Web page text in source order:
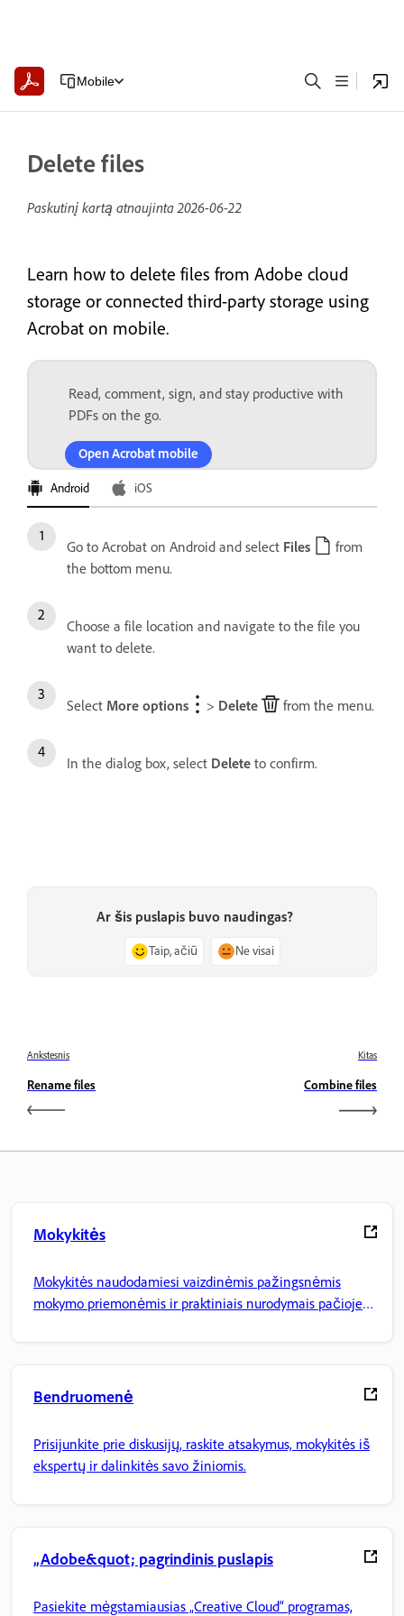
Mobile
Delete files
Paskutinį kartą atnaujinta2026-06-22
Learn how to delete files from Adobe cloud
storage or connected third-party storage using
Acrobat on mobile.
Read, comment, sign, and stay productive with
PDFs on the go.
Open Acrobat mobile
Android iOS
Go to Acrobat on Android and select Files
from
the bottom menu.
Choose a file location and navigate to the file you
want to delete.
Select More options > Delete from the menu.
In the dialog box, select Delete to confirm.
Ar šis puslapis buvo naudingas?
Taip, ačiū Ne visai
Ankstesnis
Rename files
Kitas
Combine files
Mokykitės
Mokykitės naudodamiesi vaizdinėmis pažingsnėmis
mokymo priemonėmis ir praktiniais nurodymais pačioje
Bendruomenė
Prisijunkite prie diskusijų, raskite atsakymus, mokykitės iš
ekspertų ir dalinkitės savo žiniomis.
„Adobe&quot; pagrindinis puslapis
Pasiekite mėgstamiausias „Creative Cloud“ programas,